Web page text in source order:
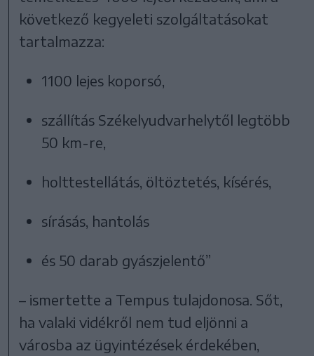
következő kegyeleti szolgáltatásokat
tartalmazza:
1100 lejes koporsó,
szállítás Székelyudvarhelytől legtöbb
50 km-re,
holttestellátás, öltöztetés, kísérés,
sírásás, hantolás
és 50 darab gyászjelentő”
– ismertette a Tempus tulajdonosa. Sőt,
ha valaki vidékről nem tud eljönni a
városba az ügyintézések érdekében,